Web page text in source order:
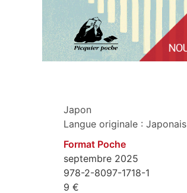
Japon
Langue originale : Japonais
Format Poche
septembre 2025
978-2-8097-1718-1
9 €